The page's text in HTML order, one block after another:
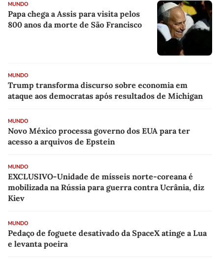
MUNDO
Papa chega a Assis para visita pelos
800 anos da morte de São Francisco
MUNDO
Trump transforma discurso sobre economia em
ataque aos democratas após resultados de Michigan
MUNDO
Novo México processa governo dos EUA para ter
acesso a arquivos de Epstein
MUNDO
EXCLUSIVO-Unidade de mísseis norte-coreana é
mobilizada na Rússia para guerra contra Ucrânia, diz
Kiev
MUNDO
Pedaço de foguete desativado da SpaceX atinge a Lua
e levanta poeira